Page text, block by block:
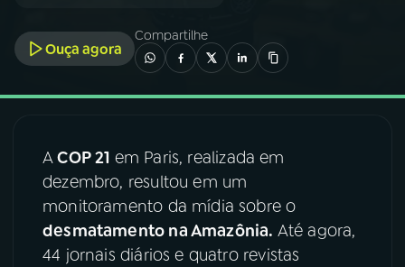
A RÁDIO
03PROGRAMAÇÃO
04PROGRAMAS
PODCASTS
Ouça agora
Compartilhe
ACOP 21 em Paris, realizada em
dezembro, resultou em um
monitoramento da mídia sobre o
desmatamento na Amazônia. Até agora,
44 jornais diários e quatro revistas